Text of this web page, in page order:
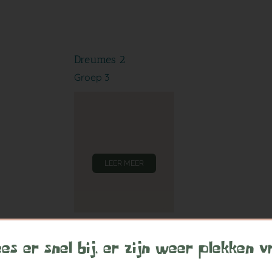
Dreumes 2
Groep 3
LEER MEER
er snel bij, er zijn weer plekken